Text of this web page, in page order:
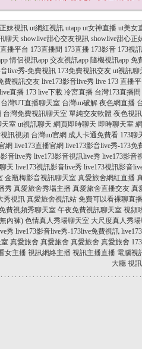
妹視訊 ut網紅視訊 utapp ut女神直播 ut美女
聊天 showlive甜心交友視訊 showlive甜心正
播平台 173直播間 173直播 173影音 173視訊
情侶視訊app 交友視訊app 隨機視訊app 免
live秀-免費視訊 173免費視訊交友 ut視訊聊
費視訊交友 live173影音live秀 live 173 直播
直播 173 live下載 冷宮直播 台灣173直播間
台灣UT直播聊天室 台灣uu破解 夜色網直播
台灣免費視訊聊天室 單純交友軟體 夜色視
天室 ut視訊聊天 網頁即時聊天 即時聊天室
訊視頻 台灣uu官網 成人卡通免費看 173聊
網 live173直播官網 live173影音live秀-173免
音live秀 live173影音視訊live秀 live173影音
天 live173視訊影音live秀 live173視訊影音
金瓶梅影音視訊聊天室 真愛旅舍網紅直播
秀 真愛旅舍秀場主播 真愛旅舍直播交友 真
秀視訊 真愛旅舍視訊站 免費可以看裸聊直
費視頻秀聊天室 午夜免費視訊聊天室 視頻
內褲) 色情真人秀場聊天室 大尺度真人秀
秀 live173影音live秀-173live免費視訊
真愛旅舍 真愛旅舍 真愛旅舍 真愛旅舍
女主播 視訊網絡主播 視訊主播直播 電腦視
大廳 視
. . . . . . . . . . . . . . . . . . . . . . . . . . . . . . . . . . . . . . . .